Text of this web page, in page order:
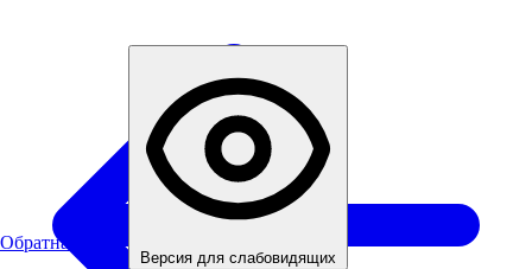
Обратная связь
Версия для слабовидящих